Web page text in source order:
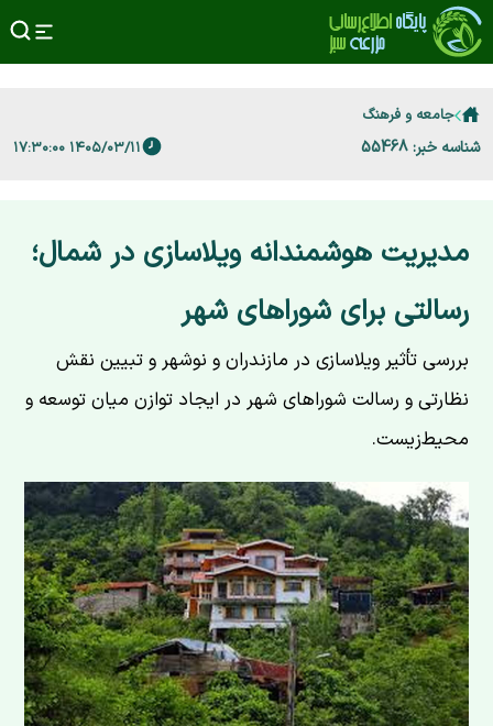
جامعه و فرهنگ
شناسه خبر: 55468 ۱۴۰۵/۰۳/۱۱ ۱۷:۳۰:۰۰
مدیریت هوشمندانه ویلاسازی در شمال؛
رسالتی برای شوراهای شهر
بررسی تأثیر ویلاسازی در مازندران و نوشهر و تبیین نقش
نظارتی و رسالت شوراهای شهر در ایجاد توازن میان توسعه و
محیط‌زیست.